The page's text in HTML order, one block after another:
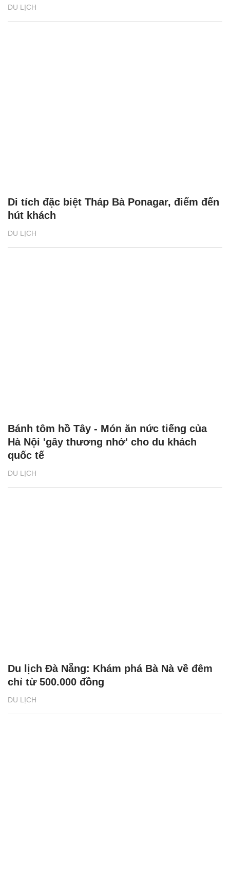
DU LỊCH
DU LỊCH
Di tích đặc biệt Tháp Bà Ponagar, điểm đến
hút khách
DU LỊCH
Bánh tôm hồ Tây - Món ăn nức tiếng của
Hà Nội 'gây thương nhớ' cho du khách
quốc tế
DU LỊCH
Du lịch Đà Nẵng: Khám phá Bà Nà về đêm
chỉ từ 500.000 đồng